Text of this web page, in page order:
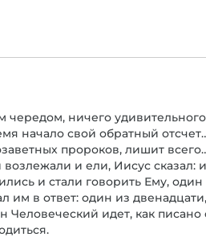
чередом, ничего
начало свой обратный
пророков, лишит
возлежали и ели, Иисус
и стали говорить Ему,
им в ответ: один из
Человеческий идет, как